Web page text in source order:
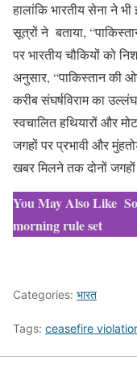
हालांकि भारतीय सेना ने
सूत्रों ने बताया,
पर भारतीय चौकियों को
अनुसार, “पाकिस्तान की
करीब संघर्षविराम का
स्वचालित हथियारों और
जगहों पर प्रभावी और
खबर मिलने तक दोनों जगहों
You May Also Like
morning rule set
Categories: भारत
Tags: ceasefire